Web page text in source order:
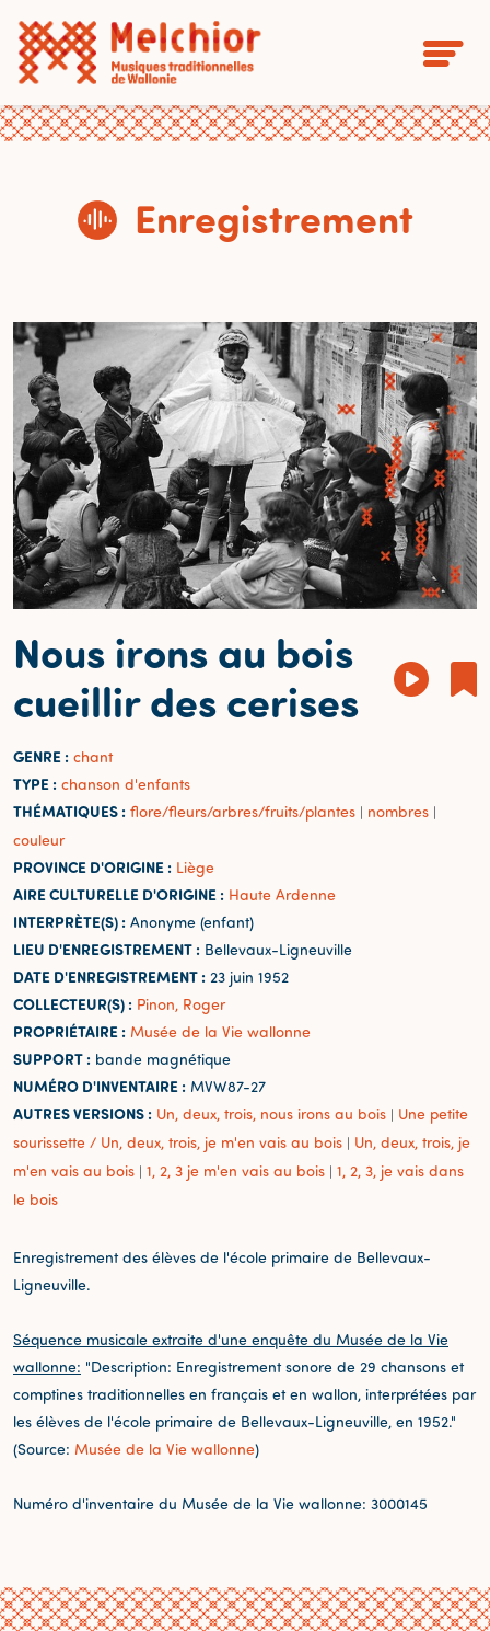
Enregistrement
Nous irons au bois
cueillir des cerises
GENRE : chant
TYPE : chanson d'enfants
THÉMATIQUES : flore/fleurs/arbres/fruits/plantes | nombres |
couleur
PROVINCE D'ORIGINE : Liège
AIRE CULTURELLE D'ORIGINE : Haute Ardenne
INTERPRÈTE(S) : Anonyme (enfant)
LIEU D'ENREGISTREMENT : Bellevaux-Ligneuville
DATE D'ENREGISTREMENT : 23 juin 1952
COLLECTEUR(S) : Pinon, Roger
PROPRIÉTAIRE : Musée de la Vie wallonne
SUPPORT : bande magnétique
NUMÉRO D'INVENTAIRE : MVW87-27
AUTRES VERSIONS : Un, deux, trois, nous irons au bois | Une petite
sourissette / Un, deux, trois, je m'en vais au bois | Un, deux, trois, je
m'en vais au bois | 1, 2, 3 je m'en vais au bois | 1, 2, 3, je vais dans
le bois
Enregistrement des élèves de l'école primaire de Bellevaux-
Ligneuville.
Séquence musicale extraite d'une enquête du Musée de la Vie
wallonne: "Description: Enregistrement sonore de 29 chansons et
comptines traditionnelles en français et en wallon, interprétées par
les élèves de l'école primaire de Bellevaux-Ligneuville, en 1952."
(Source: Musée de la Vie wallonne)
Numéro d'inventaire du Musée de la Vie wallonne: 3000145